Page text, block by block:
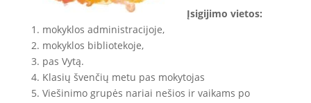
Įsigijimo vietos:
1. mokyklos administracijoje,
2. mokyklos bibliotekoje,
3. pas Vytą.
4. Klasių švenčių metu pas mokytojas
5. Viešinimo grupės nariai nešios ir vaikams po